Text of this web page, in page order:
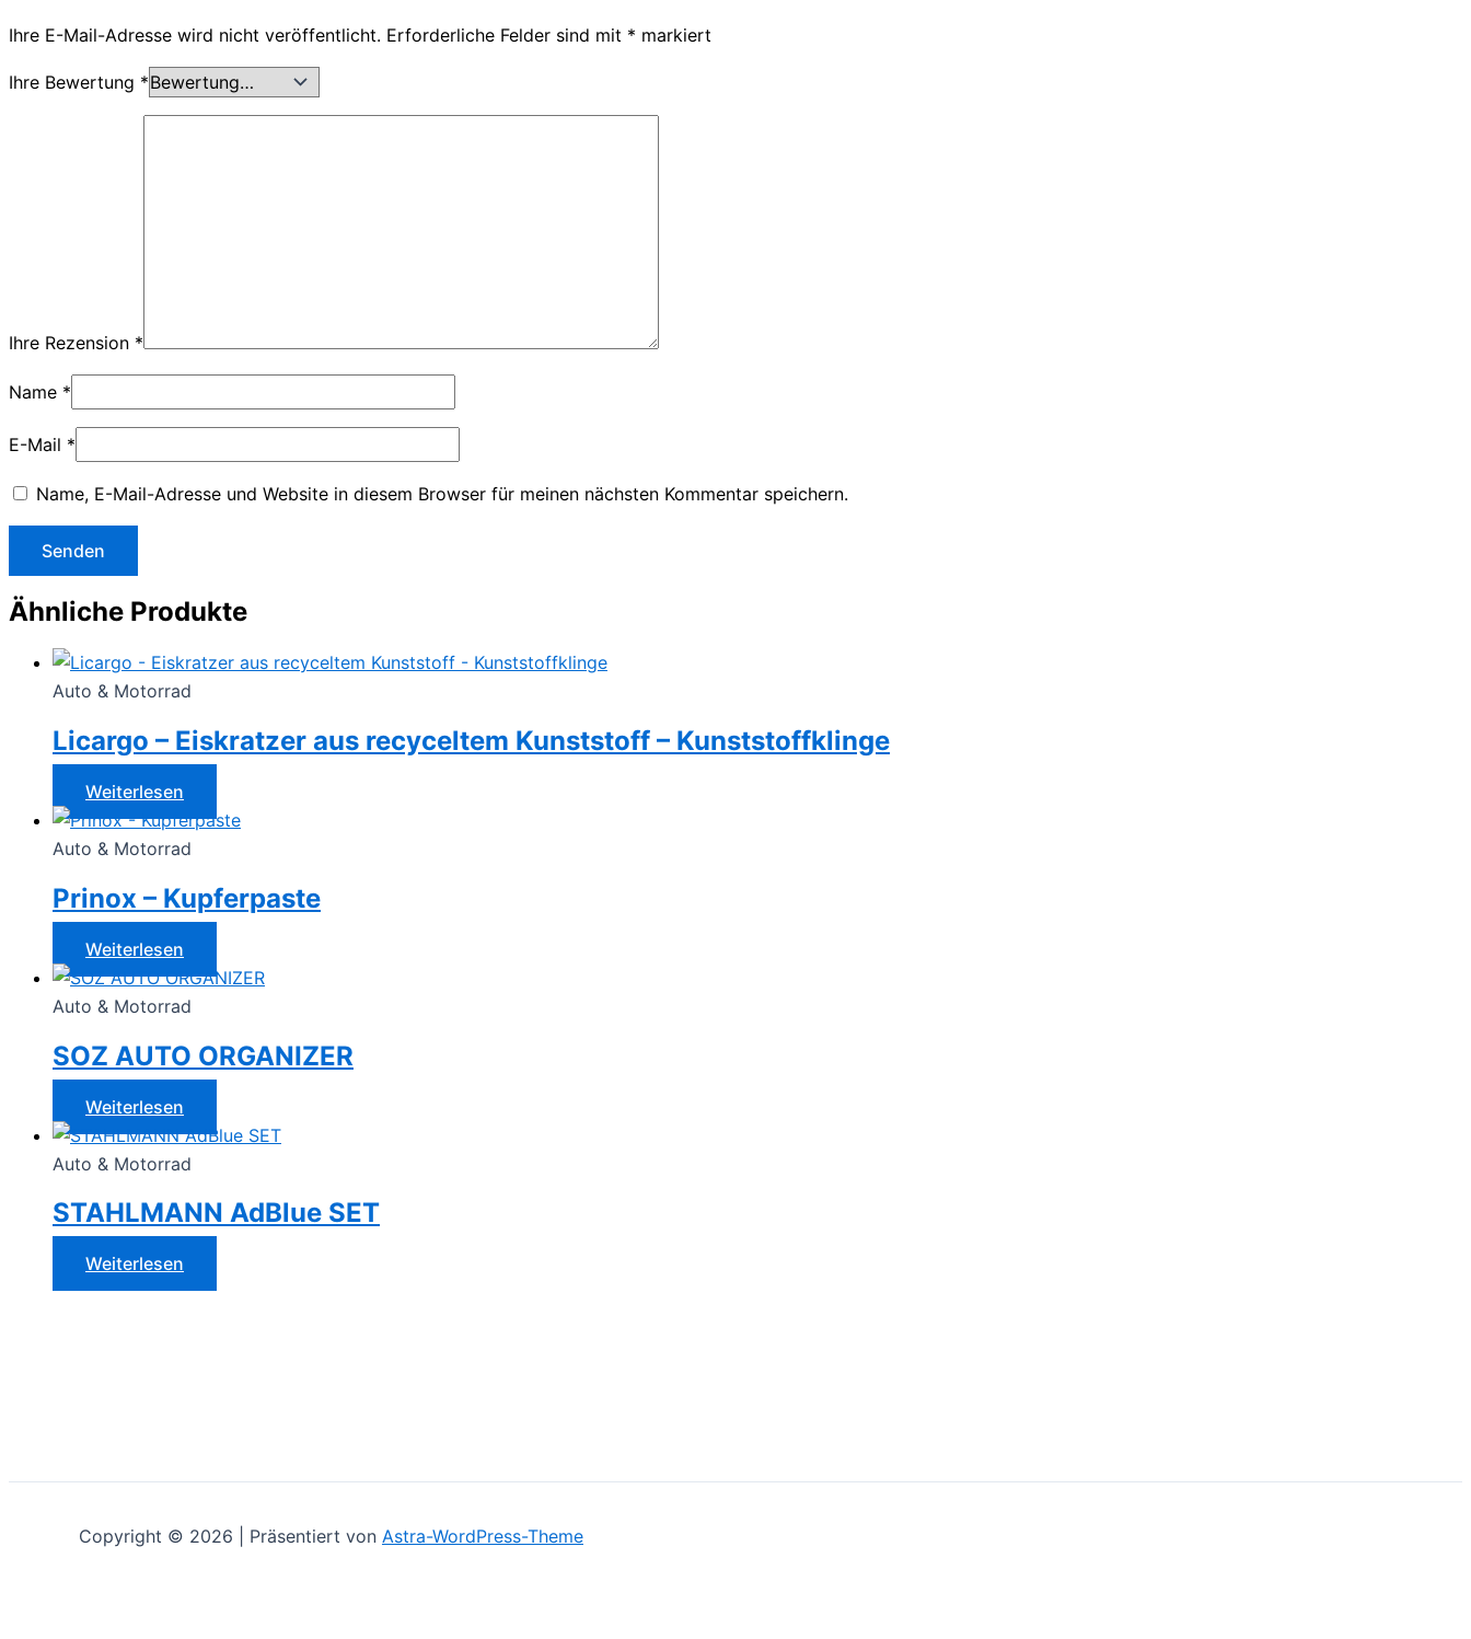
Ihre E-Mail-Adresse wird nicht veröffentlicht. Erforderliche Felder sind mit * markiert
Ihre Bewertung *
Ihre Rezension *
Name *
E-Mail *
Name, E-Mail-Adresse und Website in diesem Browser für meinen nächsten Kommentar speichern.
Ähnliche Produkte
Auto & Motorrad
Licargo – Eiskratzer aus recyceltem Kunststoff – Kunststoffklinge
Weiterlesen
Auto & Motorrad
Prinox – Kupferpaste
Weiterlesen
Auto & Motorrad
SOZ AUTO ORGANIZER
Weiterlesen
Auto & Motorrad
STAHLMANN AdBlue SET
Weiterlesen
Copyright © 2026 | Präsentiert von Astra-WordPress-Theme